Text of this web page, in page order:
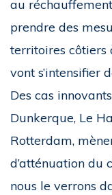
au
prendre des
territoires côtiers
vont s’intensifier
Des cas
Dunkerque, Le
Rotterdam,
d’atténuation du
nous le verrons